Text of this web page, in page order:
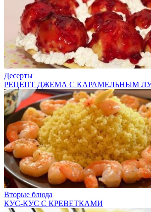
Десерты
РЕЦЕПТ ДЖЕМА С КАРАМЕЛЬНЫМ
Вторые блюда
КУС-КУС С КРЕВЕТКАМИ